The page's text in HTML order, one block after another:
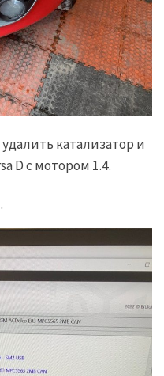
катализатор и
D с мотором 1.4.